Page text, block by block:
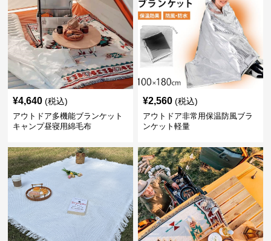
¥4,640 (税込)
アウトドア多機能ブランケット
キャンプ昼寝用綿毛布
¥2,560 (税込)
アウトドア非常用保温防風ブラ
ンケット軽量